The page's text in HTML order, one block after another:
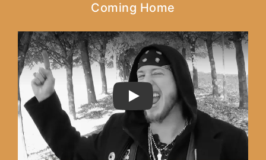
Coming Home